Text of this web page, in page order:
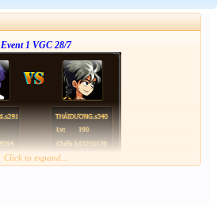
Event 1 VGC 28/7
Click to expand...